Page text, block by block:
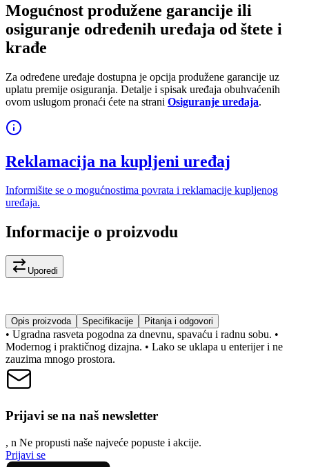
Mogućnost produžene garancije ili
osiguranje određenih uređaja od štete i
krađe
Za određene uređaje dostupna je opcija produžene garancije uz
uplatu premije osiguranja. Detalje i spisak uređaja obuhvaćenih
ovom uslugom pronaći ćete na strani Osiguranje uređaja.
Reklamacija na kupljeni uređaj
Informišite se o mogućnostima povrata i reklamacije kupljenog
uređaja.
Informacije o proizvodu
Uporedi
Opis proizvoda Specifikacije Pitanja i odgovori
• Ugradna rasveta pogodna za dnevnu, spavaću i radnu sobu. •
Modernog i praktičnog dizajna. • Lako se uklapa u enterijer i ne
zauzima mnogo prostora.
Prijavi se na naš newsletter
, n Ne propusti naše najveće popuste i akcije.
Prijavi se